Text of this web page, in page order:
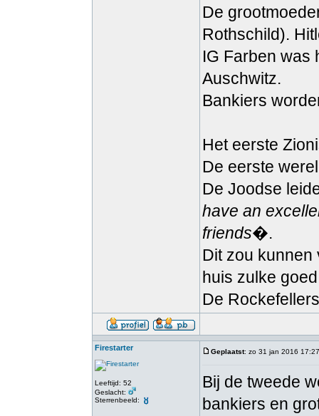
De
Rothschild).
IG Farben was
Auschwitz.
Bankiers
Het eerste
De eerste
De Joodse
have an
friends�.
Dit zou kunnen
huis zulke
De
Firestarter
Leeftijd: 52
Geslacht:
Sterrenbeeld:
Geplaatst: zo 31 jan 2016 17:27
Bij de tweede
bankiers en